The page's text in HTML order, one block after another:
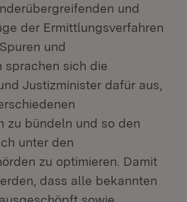
und
der Ermittlungsverfahren
und
sprachen sich die
Justizminister dafür aus,
zu bündeln und so den
unter den
zu optimieren. Damit
dass alle bekannten